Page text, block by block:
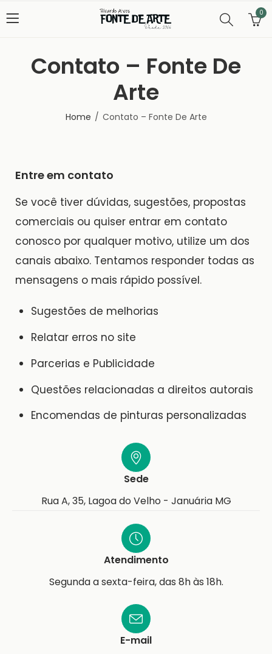
0
Contato – Fonte De
Arte
Home Contato – Fonte De Arte
Entre em contato
Se você tiver dúvidas, sugestões, propostas
comerciais ou quiser entrar em contato
conosco por qualquer motivo, utilize um dos
canais abaixo. Tentamos responder todas as
mensagens o mais rápido possível.
Sugestões de melhorias
Relatar erros no site
Parcerias e Publicidade
Questões relacionadas a direitos autorais
Encomendas de pinturas personalizadas
Sede
Rua A, 35, Lagoa do Velho - Januária MG
Atendimento
Segunda a sexta-feira, das 8h às 18h.
E-mail